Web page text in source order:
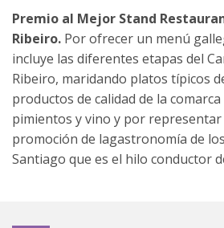
09 - A
Premio al Mejor Stand
Ribeiro. Por ofrecer un menú
incluye las diferentes etapas del
Ribeiro, maridando platos típicos
productos de calidad de la
pimientos y vino y por representar
promoción de lagastronomía de
Santiago que es el hilo conductor